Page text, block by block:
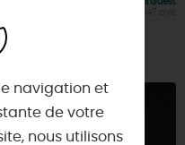
Note FairGuest
calculée sur 947 avis
navigation et
de votre
nous utilisons